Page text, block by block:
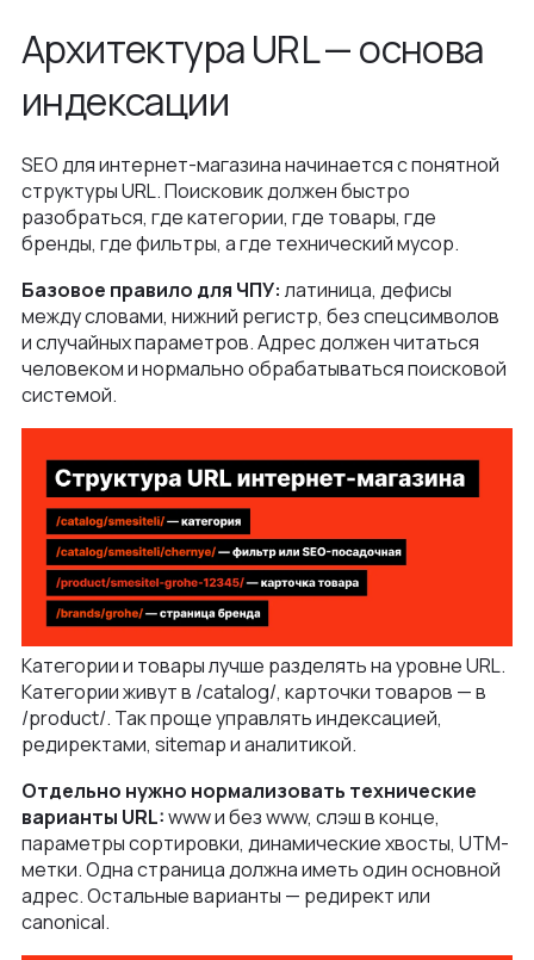
Архитектура URL — основа
индексации
SEO для интернет-магазина начинается с понятной
структуры URL. Поисковик должен быстро
разобраться, где категории, где товары, где
бренды, где фильтры, а где технический мусор.
Базовое правило для ЧПУ: латиница, дефисы
между словами, нижний регистр, без спецсимволов
и случайных параметров. Адрес должен читаться
человеком и нормально обрабатываться поисковой
системой.
Категории и товары лучше разделять на уровне URL.
Категории живут в /catalog/, карточки товаров — в
/product/. Так проще управлять индексацией,
редиректами, sitemap и аналитикой.
Отдельно нужно нормализовать технические
варианты URL:www и без www, слэш в конце,
параметры сортировки, динамические хвосты, UTM-
метки. Одна страница должна иметь один основной
адрес. Остальные варианты — редирект или
canonical.